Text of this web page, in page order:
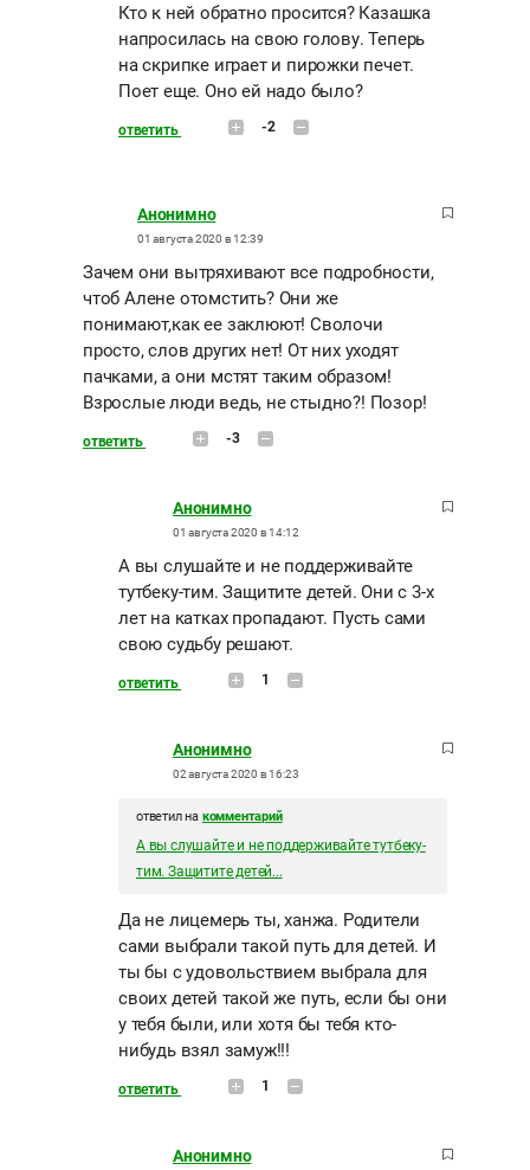
Кто к ней обратно просится? Казашка
напросилась на свою голову. Теперь
на скрипке играет и пирожки печет.
Поет еще. Оно ей надо было?
ответить -2
Анонимно
01 августа 2020 в 12:39
Зачем они вытряхивают все подробности,
чтоб Алене отомстить? Они же
понимают,как ее заклюют! Сволочи
просто, слов других нет! От них уходят
пачками, а они мстят таким образом!
Взрослые люди ведь, не стыдно?! Позор!
ответить -3
Анонимно
01 августа 2020 в 14:12
А вы слушайте и не поддерживайте
тутбеку-тим. Защитите детей. Они с 3-х
лет на катках пропадают. Пусть сами
свою судьбу решают.
ответить 1
Анонимно
02 августа 2020 в 16:23
ответил на комментарий
А вы слушайте и не поддерживайте тутбеку-
тим. Защитите детей...
Да не лицемерь ты, ханжа. Родители
сами выбрали такой путь для детей. И
ты бы с удовольствием выбрала для
своих детей такой же путь, если бы они
у тебя были, или хотя бы тебя кто-
нибудь взял замуж!!!
ответить 1
Анонимно